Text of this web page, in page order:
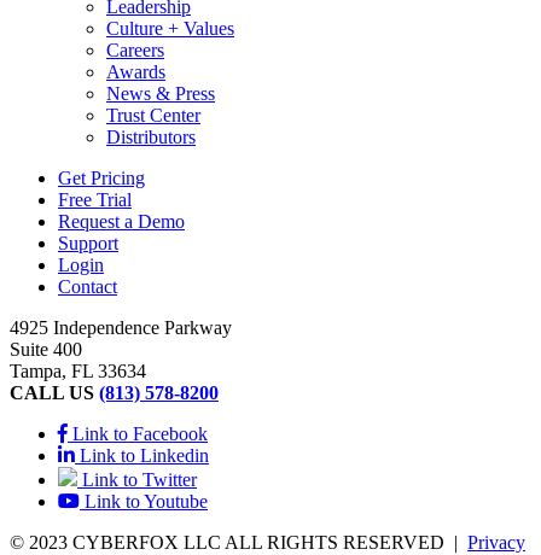
Leadership
Culture + Values
Careers
Awards
News & Press
Trust Center
Distributors
Get Pricing
Free Trial
Request a Demo
Support
Login
Contact
4925 Independence Parkway
Suite 400
Tampa, FL 33634
CALL US (813) 578-8200
Link to Facebook
Link to Linkedin
Link to Twitter
Link to Youtube
© 2023 CYBERFOX LLC ALL RIGHTS RESERVED | Privacy